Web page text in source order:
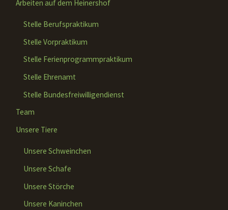
Arbeiten auf dem Heinershof
Stelle Berufspraktikum
Stelle Vorpraktikum
Stelle Ferienprogrammpraktikum
Stelle Ehrenamt
Stelle Bundesfreiwilligendienst
Team
Unsere Tiere
Unsere Schweinchen
Unsere Schafe
Unsere Störche
Unsere Kaninchen